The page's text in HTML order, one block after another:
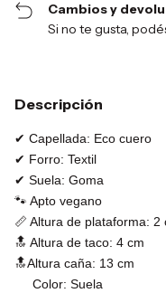
Cambios y
Si no te gusta,
Descripción
✔ Capellada: Eco cuero
✔ Forro: Textil
✔ Suela: Goma
🐾 Apto vegano
📏 Altura de plataforma: 2
🔝 Altura de taco: 4 cm
🔝Altura caña: 13 cm
Color: Suela